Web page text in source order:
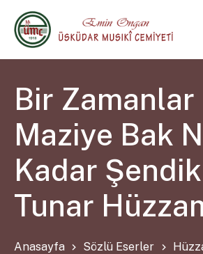
Bir Zamanlar
Maziye Bak
Kadar
Tunar
Anasayfa Sözlü Eserler